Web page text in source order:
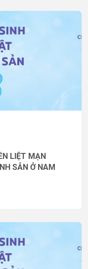
LIỆT MẠN
SẢN Ở NAM